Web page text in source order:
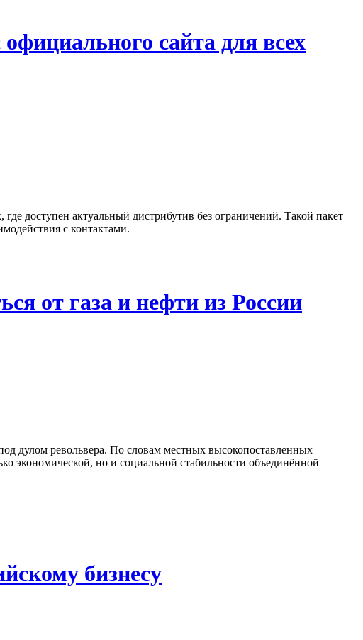
сайта для всех
доступен актуальный дистрибутив без ограничений. Такой пакет
с контактами.
от газа и нефти из России
дулом револьвера. По словам местных высокопоставленных
экономической, но и социальной стабильности объединённой
бизнесу